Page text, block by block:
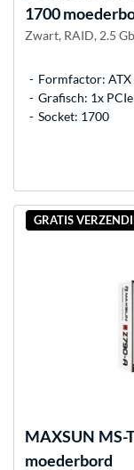
1700
Zwart, RAID, 2.5
Formfactor: ATX
Grafisch: 1x
Socket: 1700
GRATIS
MAXSUN MS-
moederbord